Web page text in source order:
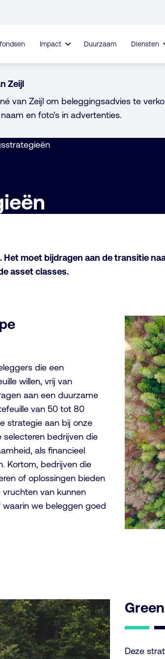
Impact Duurzaam Diensten
Zeijl
van Zeijl om beleggingsadvies te
en foto's in advertenties.
moet bijdragen aan de transitie
asset classes.
die een
willen, vrij van
aan een duurzame
van 50 tot 80
strategie aan bij onze
bedrijven die
als financieel
Kortom, bedrijven die
of oplossingen bieden
van kunnen
waarin we beleggen goed
Deze